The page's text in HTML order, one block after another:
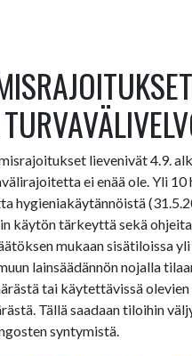
lievenivät 4.9.
ei enää ole. Yli
hygieniakäytännöistä
käytön tärkeyttä sekä
mukaan sisätiloissa
lainsäädännön nojalla
tai käytettävissä
Tällä saadaan tiloihin
syntymistä.